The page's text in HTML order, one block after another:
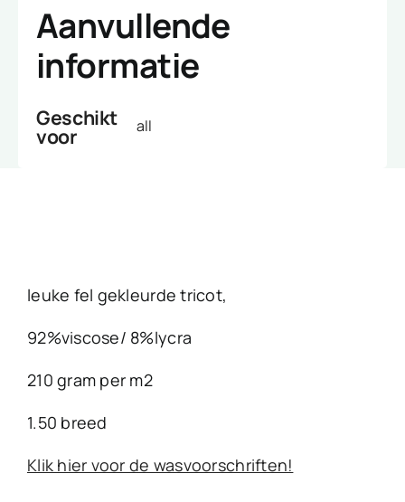
Aanvullende
informatie
Geschikt
voor all
leuke fel gekleurde tricot,
92%viscose/ 8%lycra
210 gram per m2
1.50 breed
Klik hier voor de wasvoorschriften!